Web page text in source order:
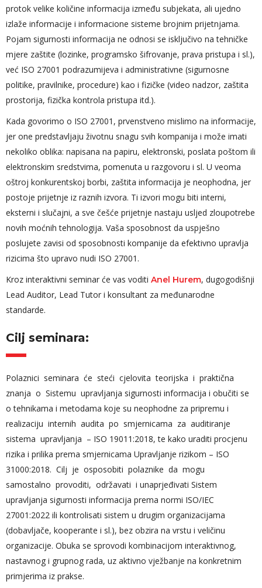
protok velike količine informacija između subjekata, ali ujedno
izlaže informacije i informacione sisteme brojnim prijetnjama.
Pojam sigurnosti informacija ne odnosi se isključivo na tehničke
mjere zaštite (lozinke, programsko šifrovanje, prava pristupa i sl.),
već ISO 27001 podrazumijeva i administrativne (sigurnosne
politike, pravilnike, procedure) kao i fizičke (video nadzor, zaštita
prostorija, fizička kontrola pristupa itd.).
Kada govorimo o ISO 27001, prvenstveno mislimo na informacije,
jer one predstavljaju životnu snagu svih kompanija i može imati
nekoliko oblika: napisana na papiru, elektronski, poslata poštom ili
elektronskim sredstvima, pomenuta u razgovoru i sl. U veoma
oštroj konkurentskoj borbi, zaštita informacija je neophodna, jer
postoje prijetnje iz raznih izvora. Ti izvori mogu biti interni,
eksterni i slučajni, a sve češće prijetnje nastaju usljed zloupotrebe
novih moćnih tehnologija. Vaša sposobnost da uspješno
poslujete zavisi od sposobnosti kompanije da efektivno upravlja
rizicima što upravo nudi ISO 27001.
Kroz interaktivni seminar će vas voditi Anel Hurem, dugogodišnji
Lead Auditor, Lead Tutor i konsultant za međunarodne
standarde.
Cilj seminara:
Polaznici seminara će steći cjelovita teorijska i praktična
znanja o Sistemu upravljanja sigurnosti informacija i obučiti se
o tehnikama i metodama koje su neophodne za pripremu i
realizaciju internih audita po smjernicama za auditiranje
sistema upravljanja – ISO 19011:2018, te kako uraditi procjenu
rizika i prilika prema smjernicama Upravljanje rizikom – ISO
31000:2018. Cilj je osposobiti polaznike da mogu
samostalno provoditi, održavati i unaprjeđivati Sistem
upravljanja sigurnosti informacija prema normi ISO/IEC
27001:2022 ili kontrolisati sistem u drugim organizacijama
(dobavljače, kooperante i sl.), bez obzira na vrstu i veličinu
organizacije. Obuka se sprovodi kombinacijom interaktivnog,
nastavnog i grupnog rada, uz aktivno vježbanje na konkretnim
primjerima iz prakse.